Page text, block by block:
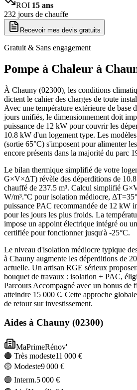
ROI 15 ans
232 jours de chauffe
Recevoir mes devis gratuits
Gratuit & Sans engagement
Pompe à Chaleur à
À Chauny (02300), les conditions
dictent le cahier des charges de toute
Avec une température extérieure de base
jours unifiés, le dimensionnement doit
puissance de 12 kW pour couvrir les
10.8 kW d'un logement type. Les
(sortie 65°C) s'imposent pour alimenter
encore présents dans la majorité du parc
Le bilan thermique simplifié de votre
G×V×ΔT) révèle des déperditions de
chauffé de 237.5 m³. Calcul simplifié
W/m³.°C pour isolation médiocre,
puissance PAC recommandée de 12 kW
pour les jours les plus froids. La
impose un appoint électrique intégré ou
certifiée pour fonctionner jusqu'à -25°C.
Le niveau d'isolation médiocre typique
à Chauny augmente les déperditions de
actuelle. Un artisan RGE sérieux
bouquet de travaux : isolation + PAC,
Parcours Accompagné avec un bonus de
atteindre 15 000 €. Cette approche
de retour sur investissement.
Aides à Chauny (02300)
MaPrimeRénov'
🔵 Très modeste11 000 €
🟡 Modeste9 000 €
🟣 Interm.5 000 €